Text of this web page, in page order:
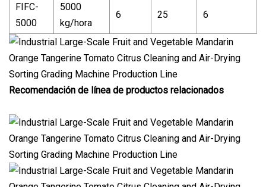
FIFC-
5000
5000
kg/hora
6 25 6
Recomendación de línea de productos relacionados